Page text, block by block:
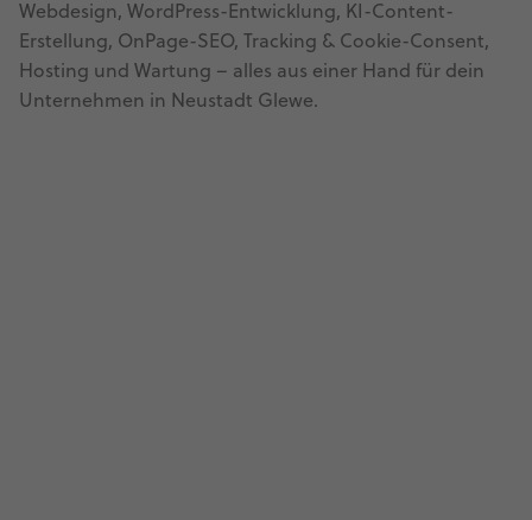
Webdesign, WordPress-Entwicklung, KI-Content-
Erstellung, OnPage-SEO, Tracking & Cookie-Consent,
Hosting und Wartung – alles aus einer Hand für dein
Unternehmen in Neustadt Glewe.